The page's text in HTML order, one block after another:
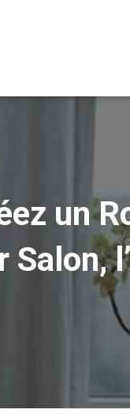
un
Salon,